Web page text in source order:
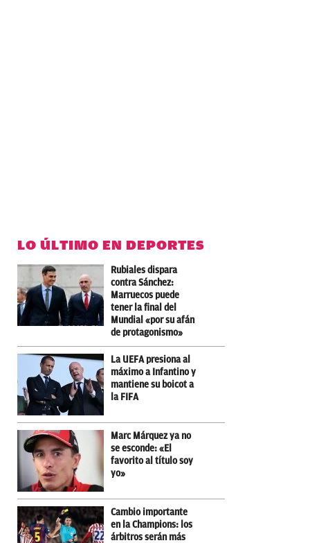
LO ÚLTIMO EN DEPORTES
Rubiales dispara
contra Sánchez:
Marruecos puede
tener la final del
Mundial «por su afán
de protagonismo»
La UEFA presiona al
máximo a Infantino y
mantiene su boicot a
la FIFA
Marc Márquez ya no
se esconde: «El
favorito al título soy
yo»
Cambio importante
en la Champions: los
árbitros serán más